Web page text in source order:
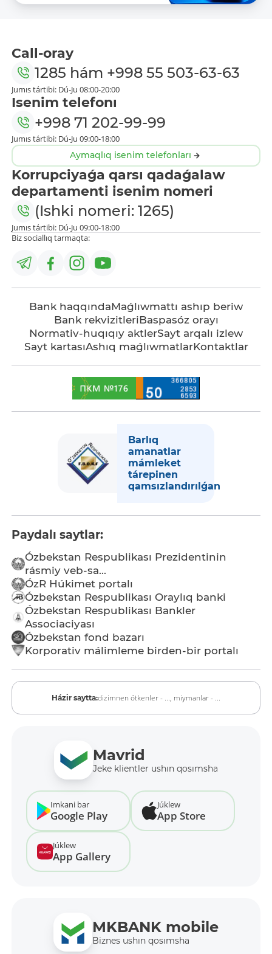
Call-oray
1285 hám +998 55 503-63-63
Jumıs tártibi: Dú-Ju 08:00-20:00
Isenim telefonı
+998 71 202-99-99
Jumıs tártibi: Dú-Ju 09:00-18:00
Aymaqlıq isenim telefonları
Korrupciyaǵa qarsı qadaǵalaw
departamenti isenim nomeri
(Ishki nomeri: 1265)
Jumıs tártibi: Dú-Ju 09:00-18:00
Biz sociallıq tarmaqta:
Bank haqqındaMaǵlıwmattı ashıp beriw
Bank rekvizitleriBaspasóz orayı
Normativ-huqıqıy aktlerSayt arqalı izlew
Sayt kartasıAshıq maǵlıwmatlarKontaktlar
Barlıq
amanatlar
mámleket
tárepinen
qamsızlandırılǵan
Paydalı saytlar:
Ózbekstan Respublikası Prezidentinin
rásmiy veb-sa...
ÓzR Húkimet portalı
Ózbekstan Respublikası Oraylıq banki
Ózbekstan Respublikası Bankler
Associaciyası
Ózbekstan fond bazarı
Korporativ málimleme birden-bir portalı
Házir saytta:dizimnen ótkenler - ..., miymanlar - ...
Mavrid
Jeke klientler ushın qosımsha
Imkani bar
Google Play
Júklew
App Store
Júklew
App Gallery
MKBANK mobile
Biznes ushın qosımsha